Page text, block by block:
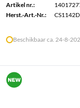
Artikel nr.:
Herst.-Art.-Nr.:
Beschikbaar ca. 24-8-